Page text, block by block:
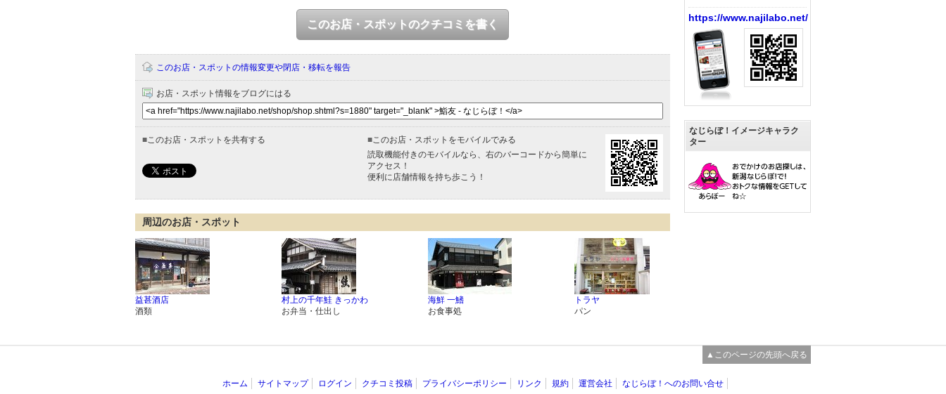
このお店・スポットのクチコミを書く
このお店・スポットの情報変更や閉店・移転を報告
お店・スポット情報をブログにはる
■このお店・スポットを共有する ■このお店・スポットをモバイルでみる
読取機能付きのモバイルなら、右のバーコードから簡単に
アクセス！
便利に店舗情報を持ち歩こう！
周辺のお店・スポット
益甚酒店
酒類
村上の千年鮭 きっかわ
お弁当・仕出し
海鮮 一鰭
お食事処
トラヤ
パン
https://www.najilabo.net/
なじらぼ！イメージキャラク
ター
▲このページの先頭へ戻る
ホーム サイトマップ ログイン クチコミ投稿 プライバシーポリシー リンク 規約 運営会社 なじらぼ！へのお問い合せ